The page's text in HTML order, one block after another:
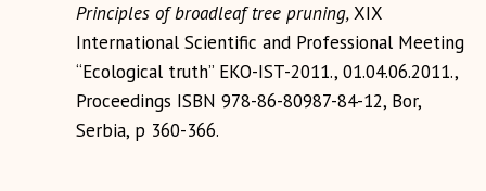
Principles of broadleaf tree pruning,XIX
International Scientific and Professional Meeting
“Ecological truth” EKO-IST-2011., 01.04.06.2011.,
Proceedings ISBN 978-86-80987-84-12, Bor,
Serbia, p 360-366.